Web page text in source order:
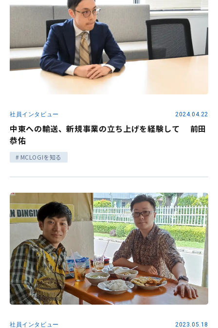
社員インタビュー 2024.04.22
中東への輸送、新規事業の立ち上げを経験して 前田
恭佑
MCLOGIを知る
社員インタビュー 2023.05.18